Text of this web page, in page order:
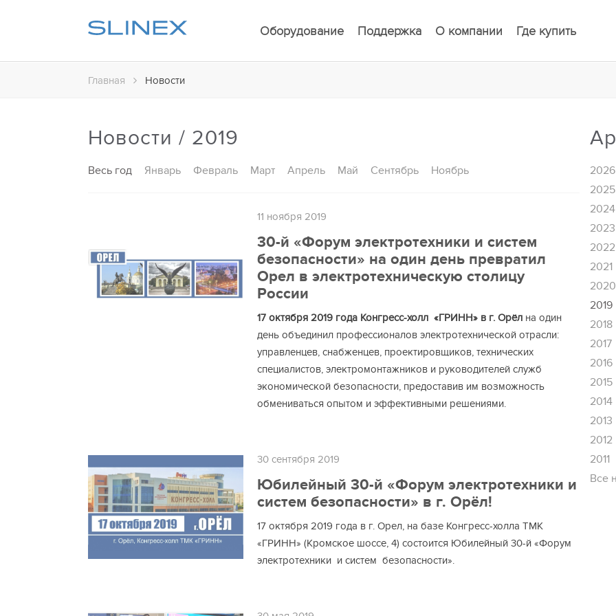
Оборудование Поддержка О компании Где купить
Главная Новости
Новости / 2019
Весь год Январь Февраль Март Апрель Май Сентябрь Ноябрь
11 ноября 2019
30-й «Форум электротехники и систем
безопасности» на один день превратил
Орел в электротехническую столицу
России
17 октября 2019 года Конгресс-холл «ГРИНН» в г. Орёлна один
день объединил профессионалов электротехнической отрасли:
управленцев, снабженцев, проектировщиков, технических
специалистов, электромонтажников и руководителей служб
экономической безопасности, предоставив им возможность
обмениваться опытом и эффективными решениями.
30 сентября 2019
Юбилейный 30-й «Форум электротехники и
систем безопасности» в г. Орёл!
17 октября 2019 года в г. Орел, на базе Конгресс-холла ТМК
«ГРИНН» (Кромское шоссе, 4) состоится Юбилейный 30-й «Форум
электротехники и систем безопасности».
2026
2025
2024
2023
2022
2021
2020
2019
2018
2017
2016
2015
2014
2013
2012
2011
Все